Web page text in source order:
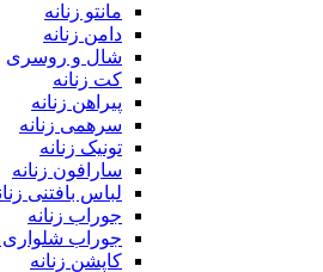
مانتو زنانه
دامن زنانه
شال و روسری
کت زنانه
پیراهن زنانه
سرهمی زنانه
تونیک زنانه
سارافون زنانه
لباس بافتنی
جوراب زنانه
جوراب شلواری
کاپشن زنانه